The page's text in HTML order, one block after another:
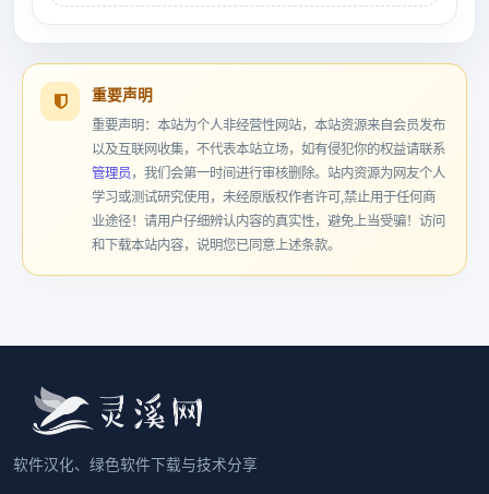
重要声明
重要声明：本站为个人非经营性网站，本站资源来自会员发布
以及互联网收集，不代表本站立场，如有侵犯你的权益请联系
管理员 ，我们会第一时间进行审核删除。站内资源为网友个人
学习或测试研究使用，未经原版权作者许可,禁止用于任何商
业途径！请用户仔细辨认内容的真实性，避免上当受骗！访问
和下载本站内容，说明您已同意上述条款。
软件汉化、绿色软件下载与技术分享